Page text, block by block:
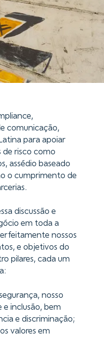
comunicação,
para apoiar
de risco como
assédio baseado
o cumprimento de
discussão e
em toda a
nossos
e objetivos do
pilares, cada um
nosso
e inclusão, bem
e discriminação;
valores em